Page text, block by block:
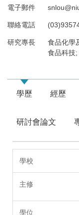
電子郵件
聯絡電話
研究專長
食品化學
食品科技
學歷 經歷
研討會論文